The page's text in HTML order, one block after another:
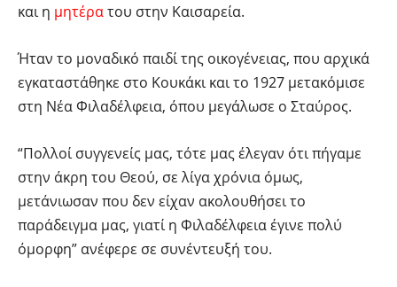
και η μητέρατου στην Καισαρεία.
Ήταν το μοναδικό παιδί της οικογένειας, που αρχικά
εγκαταστάθηκε στο Κουκάκι και το 1927 μετακόμισε
στη Νέα Φιλαδέλφεια, όπου μεγάλωσε ο Σταύρος.
“Πολλοί συγγενείς μας, τότε μας έλεγαν ότι πήγαμε
στην άκρη του Θεού, σε λίγα χρόνια όμως,
μετάνιωσαν που δεν είχαν ακολουθήσει το
παράδειγμα μας, γιατί η Φιλαδέλφεια έγινε πολύ
όμορφη” ανέφερε σε συνέντευξή του.